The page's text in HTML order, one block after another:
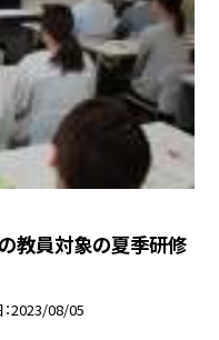
教員対象の夏季研修
2023/08/05